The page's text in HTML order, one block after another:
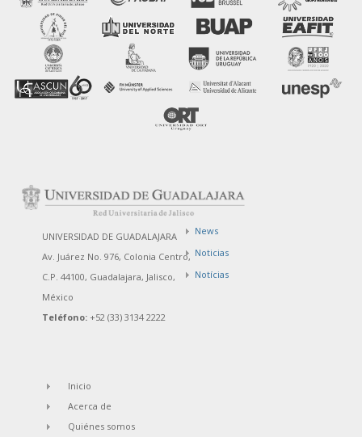
UNIVERSIDAD DE GUADALAJARA
Av. Juárez No. 976, Colonia Centro,
C.P. 44100, Guadalajara, Jalisco,
México
Teléfono: +52 (33) 3134 2222
News
Noticias
Notícias
Inicio
Acerca de
Quiénes somos